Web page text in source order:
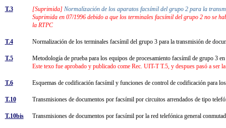
T.3 [Suprimida] Normalización de los aparatos facsímil del grupo 2 para la
Suprimida en 07/1996 debido a que los terminales facsímil del grupo 2 no se
la RTPC
T.4 Normalización de los terminales facsímil del grupo 3 para la transmisión de
T.5
Metodología de prueba para los equipos de procesamiento facsímil de grupo 3
Este texo fue aprobado y publicado come Rec. UIT-T T.5, y despues pasó a ser
T.6 Esquemas de codificación facsímil y funciones de control de codificación para
T.10 Transmisiones de documentos por facsímil por circuitos arrendados de tipo
T.10bis Transmisiones de documentos por facsímil por la red telefónica general